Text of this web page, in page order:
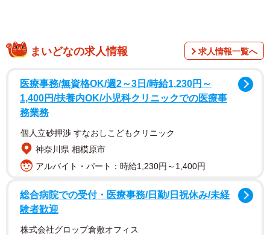
コンビニ、居酒屋、クリーニング屋、裁判所に並ぶ人。駆
け出し時代の高校生から二十歳くらいまで色々なアルバイ
トを経験した。「女優以外で何か違うことができるのでは
ないかと自分の可能性を信じて色々とアルバイトをしまし
た。でもすべて上手くいかなかった。結局芝居しかないぞ
ける。
なにを大げさな…と詳しくアルバイトエピソードを尋ねる
まいどなの求人情報 求人情報一覧へ
医療事務/無資格OK/週2～3日/時給1,230円～
1,400円/扶養内OK/小児科クリニックでの医療事
務業務
個人立砂押渉 すなおしこどもクリニック
神奈川県 相模原市
アルバイト・パート：時給1,230円～1,400円
総合病院での受付・医療事務/日勤/日祝休み/未経
験者歓迎
株式会社グロップ倉敷オフィス